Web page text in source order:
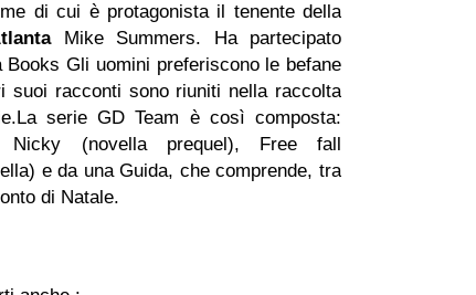
di cui è protagonista il tenente della
Mike Summers. Ha partecipato
Books Gli uomini preferiscono le befane
suoi racconti sono riuniti nella raccolta
serie GD Team è così composta:
Nicky (novella prequel), Free fall
e da una Guida, che comprende, tra
di Natale.